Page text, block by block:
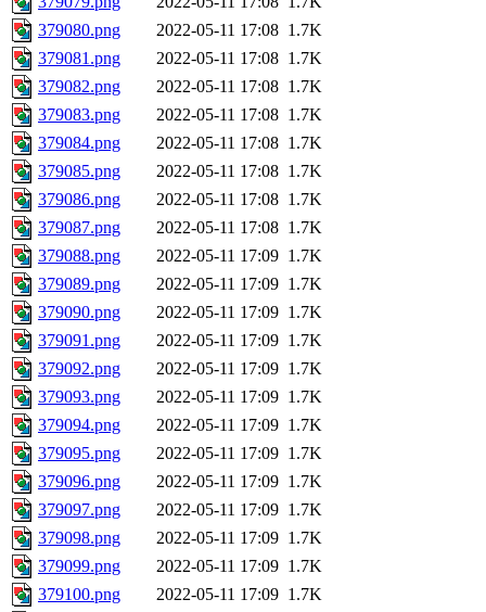
379080.png
2022-05-11 17:08 1.7K
379081.png
2022-05-11 17:08 1.7K
379082.png
2022-05-11 17:08 1.7K
379083.png
2022-05-11 17:08 1.7K
379084.png
2022-05-11 17:08 1.7K
379085.png
2022-05-11 17:08 1.7K
379086.png
2022-05-11 17:08 1.7K
379087.png
2022-05-11 17:08 1.7K
379088.png
2022-05-11 17:09 1.7K
379089.png
2022-05-11 17:09 1.7K
379090.png
2022-05-11 17:09 1.7K
379091.png
2022-05-11 17:09 1.7K
379092.png
2022-05-11 17:09 1.7K
379093.png
2022-05-11 17:09 1.7K
379094.png
2022-05-11 17:09 1.7K
379095.png
2022-05-11 17:09 1.7K
379096.png
2022-05-11 17:09 1.7K
379097.png
2022-05-11 17:09 1.7K
379098.png
2022-05-11 17:09 1.7K
379099.png
2022-05-11 17:09 1.7K
379100.png
2022-05-11 17:09 1.7K